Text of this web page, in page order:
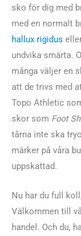
sko för dig med
med en normalt
hallux rigidus
undvika smärta.
många väljer en
att de trivs med
Topo Athletic
skor som Foot
tårna inte ska
märker på våra
uppskattad.
Nu har du full
Välkommen till
handel. Och du,